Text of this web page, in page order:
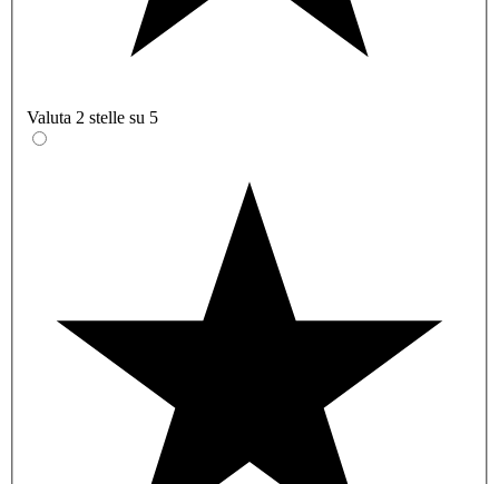
Valuta 2 stelle su 5